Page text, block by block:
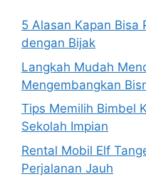
5 Alasan Kapan Bisa
dengan Bijak
Langkah Mudah
Mengembangkan
Tips Memilih Bimbel
Sekolah Impian
Rental Mobil Elf
Perjalanan Jauh